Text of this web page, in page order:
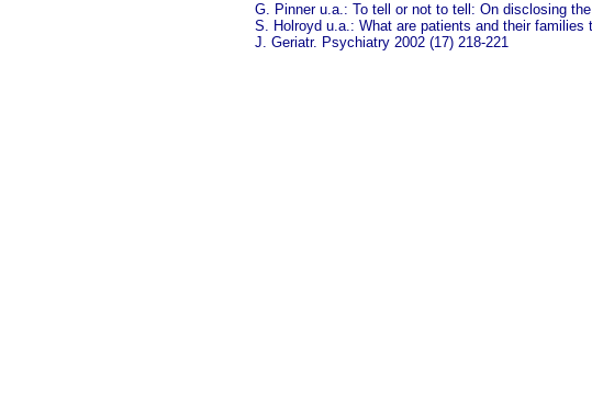
G. Pinner u.a.: To tell or not to tell: On disclosing
S. Holroyd u.a.: What are patients and their
J. Geriatr. Psychiatry 2002 (17) 218-221